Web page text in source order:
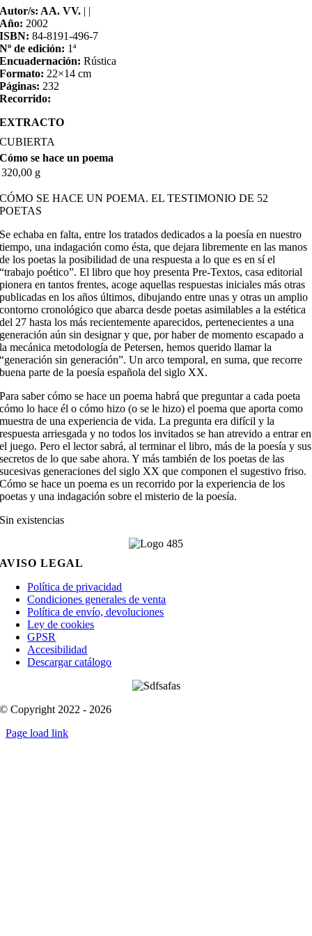
Autor/s: AA. VV. | |
Año: 2002
ISBN:84-8191-496-7
Nº de edición: 1ª
Encuadernación:Rústica
Formato: 22×14 cm
Páginas: 232
Recorrido:
EXTRACTO
CUBIERTA
Cómo se hace un poema
320,00 g
CÓMO SE HACE UN POEMA. EL TESTIMONIO DE 52
POETAS
Se echaba en falta, entre los tratados dedicados a la poesía en nuestro
tiempo, una indagación como ésta, que dejara libremente en las manos
de los poetas la posibilidad de una respuesta a lo que es en sí el
“trabajo poético”. El libro que hoy presenta Pre-Textos, casa editorial
pionera en tantos frentes, acoge aquellas respuestas iniciales más otras
publicadas en los años últimos, dibujando entre unas y otras un amplio
contorno cronológico que abarca desde poetas asimilables a la estética
del 27 hasta los más recientemente aparecidos, pertenecientes a una
generación aún sin designar y que, por haber de momento escapado a
la mecánica metodología de Petersen, hemos querido llamar la
“generación sin generación”. Un arco temporal, en suma, que recorre
buena parte de la poesía española del siglo XX.
Para saber cómo se hace un poema habrá que preguntar a cada poeta
cómo lo hace él o cómo hizo (o se le hizo) el poema que aporta como
muestra de una experiencia de vida. La pregunta era difícil y la
respuesta arriesgada y no todos los invitados se han atrevido a entrar en
el juego. Pero el lector sabrá, al terminar el libro, más de la poesía y sus
secretos de lo que sabe ahora. Y más también de los poetas de las
sucesivas generaciones del siglo XX que componen el sugestivo friso.
Cómo se hace un poema es un recorrido por la experiencia de los
poetas y una indagación sobre el misterio de la poesía.
Sin existencias
AVISO LEGAL
Política de privacidad
Condiciones generales de venta
Política de envío, devoluciones
Ley de cookies
GPSR
Accesibilidad
Descargar catálogo
© Copyright 2022 - 2026
Page load link